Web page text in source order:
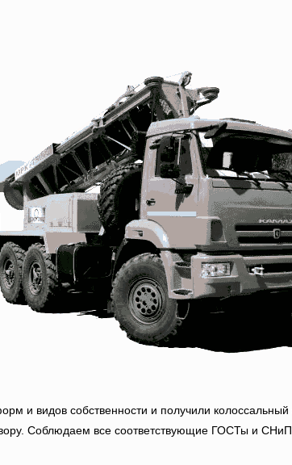
и видов собственности и получили
Соблюдаем все соответствующие ГОСТы и